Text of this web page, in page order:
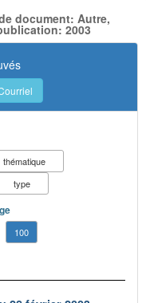
document: Autre,
2003
thématique
type
100